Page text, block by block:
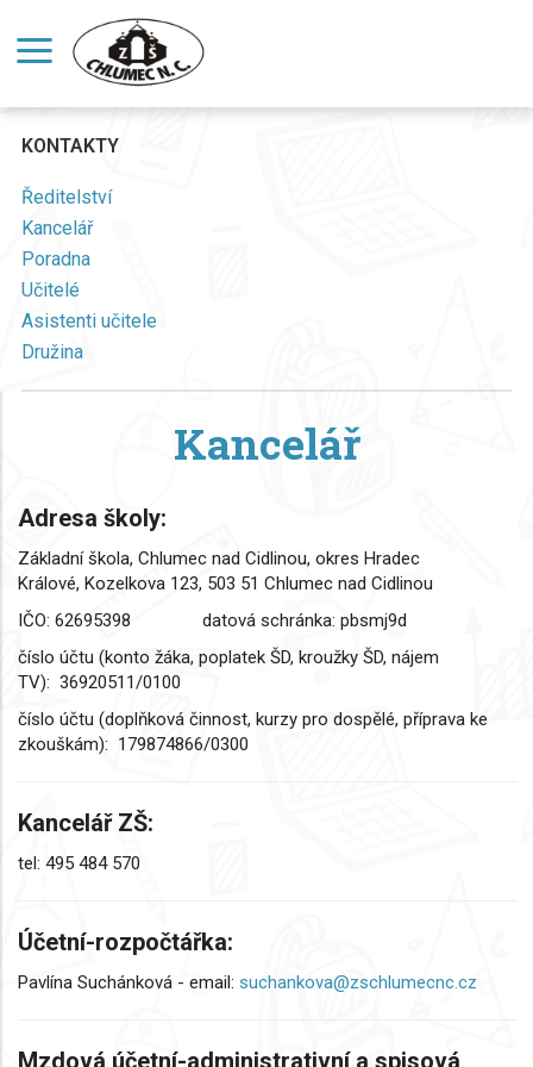
KONTAKTY
Ředitelství
Kancelář
Poradna
Učitelé
Asistenti učitele
Družina
Kancelář
Adresa školy:
Základní škola, Chlumec nad Cidlinou, okres Hradec
Králové, Kozelkova 123, 503 51 Chlumec nad Cidlinou
IČO:62695398 datová schránka:pbsmj9d
číslo účtu (konto žáka, poplatek ŠD, kroužky ŠD, nájem
TV):36920511/0100
číslo účtu (doplňková činnost, kurzy pro dospělé, příprava ke
zkouškám): 179874866/0300
Kancelář ZŠ:
tel: 495 484 570
Účetní-rozpočtářka:
Pavlína Suchánková - email:suchankova@zschlumecnc.cz
Mzdová účetní-administrativní a spisová